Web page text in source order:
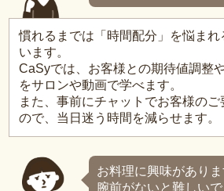
慣れるまでは「時間配分」を悩まれ
います。
CaSyでは、お客様との期待値調整
をサロンや動画で学べます。
また、事前にチャットでお客様の
ので、当日迷う時間を減らせます。
お料理に興味があり
腕前がないと難しい